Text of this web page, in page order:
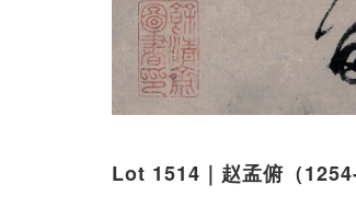
Lot 1514｜赵孟俯（